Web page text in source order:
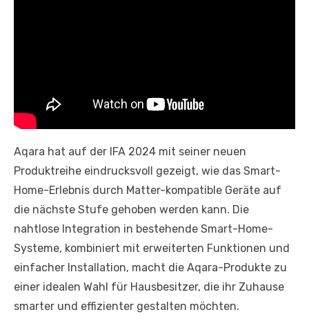
Aqara hat auf der IFA 2024 mit seiner neuen
Produktreihe eindrucksvoll gezeigt, wie das Smart-
Home-Erlebnis durch Matter-kompatible Geräte auf
die nächste Stufe gehoben werden kann. Die
nahtlose Integration in bestehende Smart-Home-
Systeme, kombiniert mit erweiterten Funktionen und
einfacher Installation, macht die Aqara-Produkte zu
einer idealen Wahl für Hausbesitzer, die ihr Zuhause
smarter und effizienter gestalten möchten.